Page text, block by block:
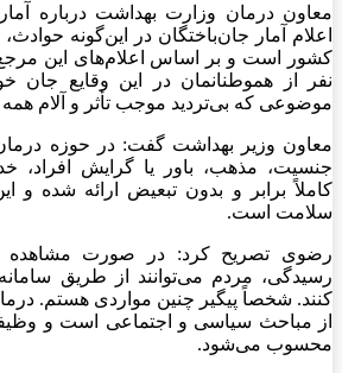
معاون درمان وزارت بهداشت درباره
اعلام آمار جان‌باختگان در این‌گونه
نفر از هموطنانمان در این وقایع جان
موضوعی که بی‌تردید موجب تأثر و آلام
معاون وزیر بهداشت گفت: در حوزه
جنسیت، مذهب، باور یا گرایش افراد،
کاملاً برابر و بدون تبعیض ارائه شده و
سلامت است.
رضوی تصریح کرد: در صورت مشاهده
کنند. شخصاً پیگیر چنین مواردی هستم.
از مباحث سیاسی و اجتماعی است و
محسوب می‌شود.